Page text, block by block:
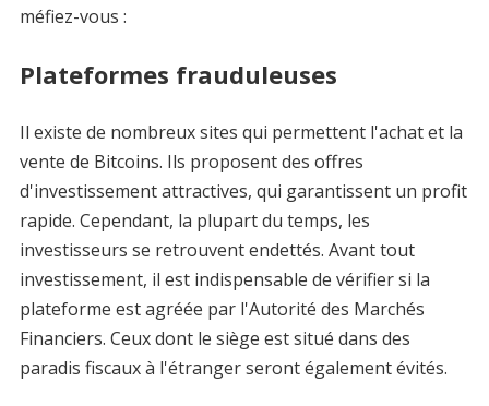
méfiez-vous :
Plateformes frauduleuses
Il existe de nombreux sites qui permettent l'achat et la
vente de Bitcoins. Ils proposent des offres
d'investissement attractives, qui garantissent un profit
rapide. Cependant, la plupart du temps, les
investisseurs se retrouvent endettés. Avant tout
investissement, il est indispensable de vérifier si la
plateforme est agréée par l'Autorité des Marchés
Financiers. Ceux dont le siège est situé dans des
paradis fiscaux à l'étranger seront également évités.